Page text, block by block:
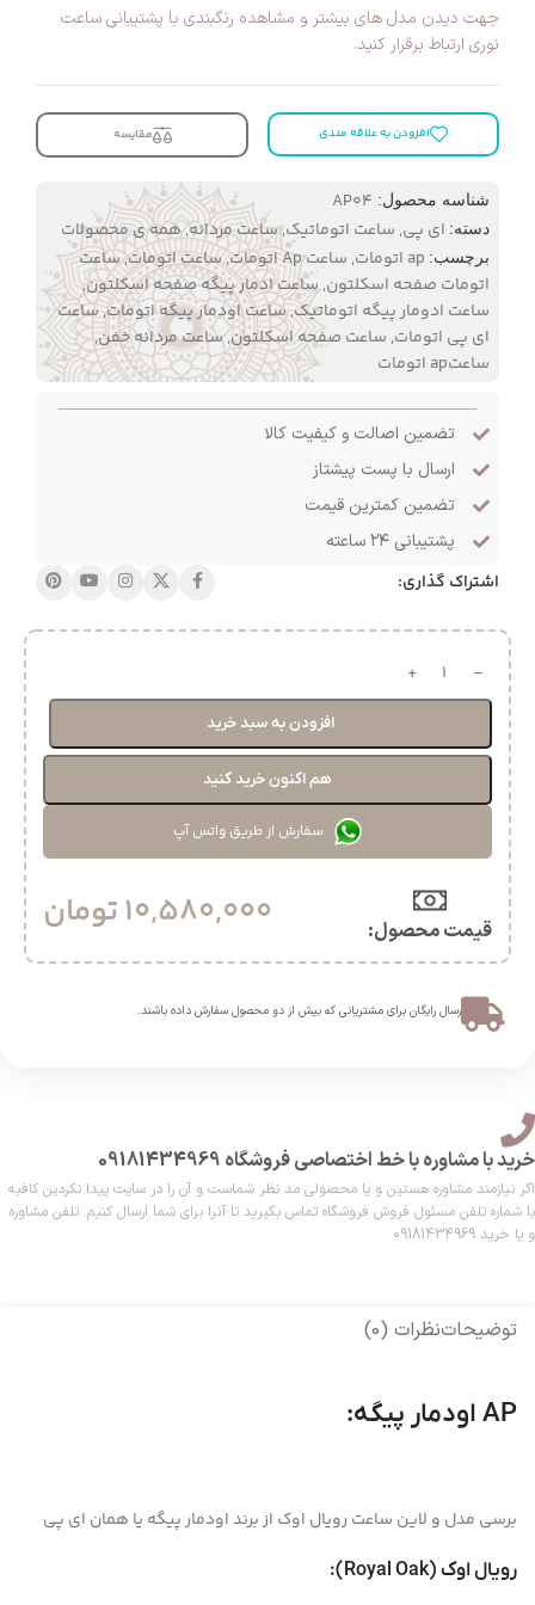
جهت دیدن مدل های بیشتر و مشاهده رنگبندی با پشتیبانی ساعت
نوری ارتباط برقرار کنید.
افزودن به علاقه مندی مقایسه
شناسه محصول: AP04
دسته: ای پی, ساعت اتوماتیک,ساعت مردانه,همه ی محصولات
برچسب: ap اتومات , ساعت Ap اتومات ,ساعت اتومات,ساعت
اتومات صفحه اسکلتون,ساعت ادمار پیگه صفحه اسکلتون,
ساعت ادومار پیگه اتوماتیک,ساعت اودمار پیگه اتومات,ساعت
ای پی اتومات, ساعت صفحه اسکلتون,ساعت مردانه خفن,
ساعتap اتومات
تضمین اصالت و کیفیت کالا
ارسال با پست پیشتاز
تضمین کمترین قیمت
پشتیبانی ۲۴ ساعته
اشتراک گذاری:
افزودن به سبد خرید
هم اکنون خرید کنید
سفارش از طریق واتس آپ
قیمت محصول:​ 10,580,000تومان
ارسال رایگان برای مشتریانی که بیش از دو محصول سفارش داده باشند.​
خرید با مشاوره با خط اختصاصی فروشگاه 09181434969
اگر نیازمند مشاوره هستین و یا محصولی مد نظر شماست و آن را در سایت پیدا نکردین کافیه
با شماره تلفن مسئول فروش فروشگاه تماس بگیرید تا آنرا برای شما ارسال کنیم. تلفن مشاوره
و یا خرید 09181434969
توضیحاتنظرات (0)
AP اودمار پیگه:
برسی مدل و لاین ساعت رویال اوک از برند اودمار پیگه یا همان ای پی
رویال اوک (Royal Oak):